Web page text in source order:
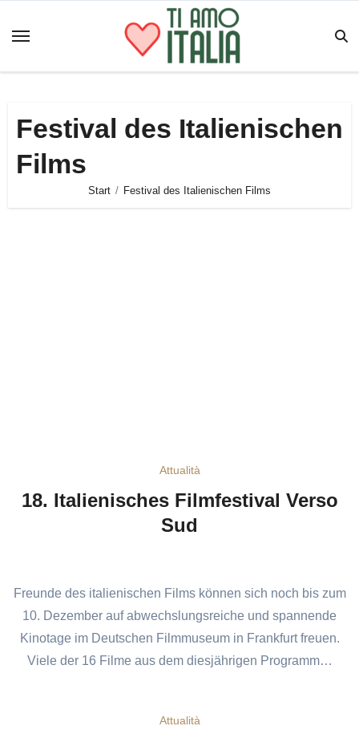
Inhalt
Festival des Italienischen
Films
Start Festival des Italienischen Films
Attualità
18. Italienisches Filmfestival Verso
Sud
Freunde des italienischen Films können sich noch bis zum
10. Dezember auf abwechslungsreiche und spannende
Kinotage im Deutschen Filmmuseum in Frankfurt freuen.
Viele der 16 Filme aus dem diesjährigen Programm…
Attualità